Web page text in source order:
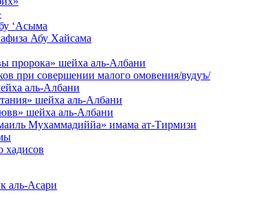
‘Асыма
Абу Хайсама
пророка» шейха аль-Албани
при совершении малого омовения/вудуъ/
аль-Албани
шейха аль-Албани
шейха аль-Албани
Мухаммадиййа» имама ат-Тирмизи
хадисов
аль-Асари